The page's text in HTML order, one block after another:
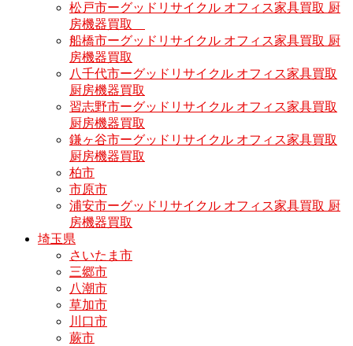
松戸市ーグッドリサイクル オフィス家具買取 厨
房機器買取
船橋市ーグッドリサイクル オフィス家具買取 厨
房機器買取
八千代市ーグッドリサイクル オフィス家具買取
厨房機器買取
習志野市ーグッドリサイクル オフィス家具買取
厨房機器買取
鎌ヶ谷市ーグッドリサイクル オフィス家具買取
厨房機器買取
柏市
市原市
浦安市ーグッドリサイクル オフィス家具買取 厨
房機器買取
埼玉県
さいたま市
三郷市
八潮市
草加市
川口市
蕨市